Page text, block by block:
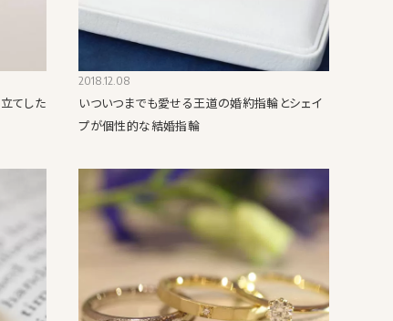
てした
2018.12.08
いついつまでも愛せる王道の婚約指輪とシェイ
プが個性的な結婚指輪